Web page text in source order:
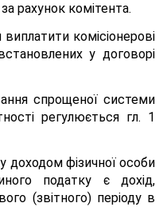
рахунок комітента.
комісіонерові
у договорі
спрощеної системи
регулюється гл. 1
доходом фізичної особи
податку є дохід,
(звітного) періоду в